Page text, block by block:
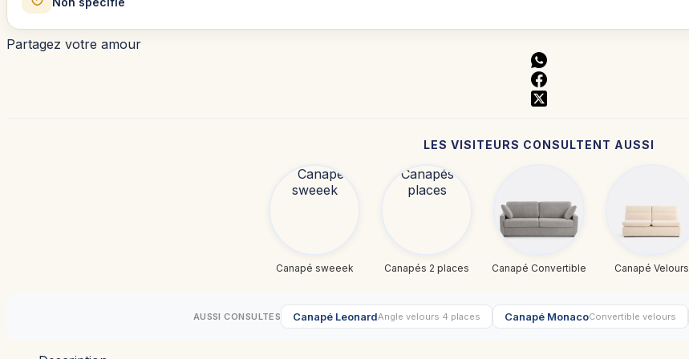
Partagez votre amour
LES VISITEURS CONSULTENT AUSSI
Canapé sweeek Canapés 2 places Canapé Convertible Canapé Velours
AUSSI CONSULTES Canapé LeonardAngle velours 4 places Canapé MonacoConvertible velours